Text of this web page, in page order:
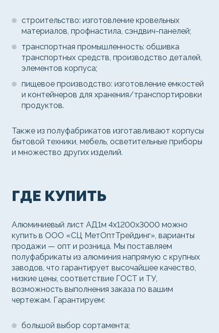
строительство: изготовление кровельных
материалов, профнастила, сэндвич-панелей;
транспортная промышленность: обшивка
транспортных средств, производство деталей,
элементов корпуса;
пищевое производство: изготовление емкостей
и контейнеров для хранения/транспортировки
продуктов.
Также из полуфабрикатов изготавливают корпусы
бытовой техники, мебель, осветительные приборы
и множество других изделий.
ГДЕ КУПИТЬ
Алюминиевый лист АД1м 4х1200х3000 можно
купить в ООО «СЦ МетОптТрейдинг», варианты
продажи — опт и розница. Мы поставляем
полуфабрикаты из алюминия напрямую с крупных
заводов, что гарантирует высочайшее качество,
низкие цены, соответствие ГОСТ и ТУ,
возможность выполнения заказа по вашим
чертежам. Гарантируем:
большой выбор сортамента;